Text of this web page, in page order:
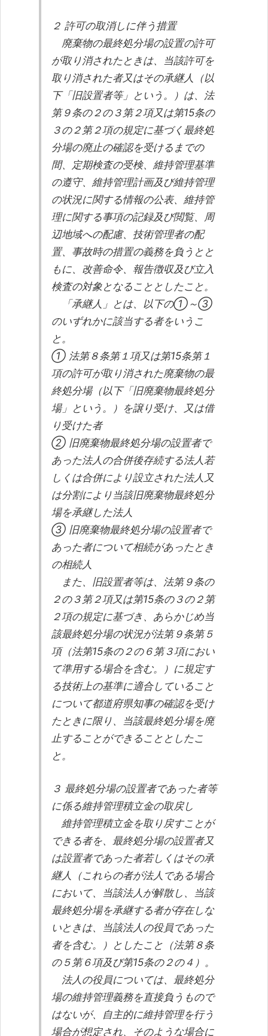
２ 許可の取消しに伴う措置
廃棄物の最終処分場の設置の許可
が取り消されたときは、当該許可を
取り消された者又はその承継人（以
下「旧設置者等」という。）は、法
第９条の２の３第２項又は第15条の
３の２第２項の規定に基づく最終処
分場の廃止の確認を受けるまでの
間、定期検査の受検、維持管理基準
の遵守、維持管理計画及び維持管理
の状況に関する情報の公表、維持管
理に関する事項の記録及び閲覧、周
辺地域への配慮、技術管理者の配
置、事故時の措置の義務を負うとと
もに、改善命令、報告徴収及び立入
検査の対象となることとしたこと。
「承継人」とは、以下の①～③
のいずれかに該当する者をいうこ
と。
① 法第８条第１項又は第15条第１
項の許可が取り消された廃棄物の最
終処分場（以下「旧廃棄物最終処分
場」という。）を譲り受け、又は借
り受けた者
② 旧廃棄物最終処分場の設置者で
あった法人の合併後存続する法人若
しくは合併により設立された法人又
は分割により当該旧廃棄物最終処分
場を承継した法人
③ 旧廃棄物最終処分場の設置者で
あった者について相続があったとき
の相続人
また、旧設置者等は、法第９条の
２の３第２項又は第15条の３の２第
２項の規定に基づき、あらかじめ当
該最終処分場の状況が法第９条第５
項（法第15条の２の６第３項におい
て準用する場合を含む。）に規定す
る技術上の基準に適合していること
について都道府県知事の確認を受け
たときに限り、当該最終処分場を廃
止することができることとしたこ
と。
３ 最終処分場の設置者であった者等
に係る維持管理積立金の取戻し
維持管理積立金を取り戻すことが
できる者を、最終処分場の設置者又
は設置者であった者若しくはその承
継人（これらの者が法人である場合
において、当該法人が解散し、当該
最終処分場を承継する者が存在しな
いときは、当該法人の役員であった
者を含む。）としたこと（法第８条
の５第６項及び第15条の２の４）。
法人の役員については、最終処分
場の維持管理義務を直接負うもので
はないが、自主的に維持管理を行う
場合が想定され、そのような場合に